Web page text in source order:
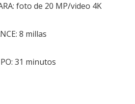
foto de 20 MP/video 4K
8 millas
31 minutos